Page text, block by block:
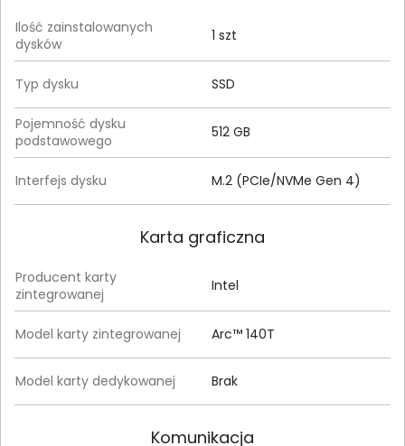
Ilość zainstalowanych
dysków
1 szt
Typ dysku SSD
Pojemność dysku
podstawowego
512 GB
Interfejs dysku M.2 (PCIe/NVMe Gen 4)
Karta graficzna
Producent karty
zintegrowanej
Intel
Model karty zintegrowanej Arc™ 140T
Model karty dedykowanej Brak
Komunikacja